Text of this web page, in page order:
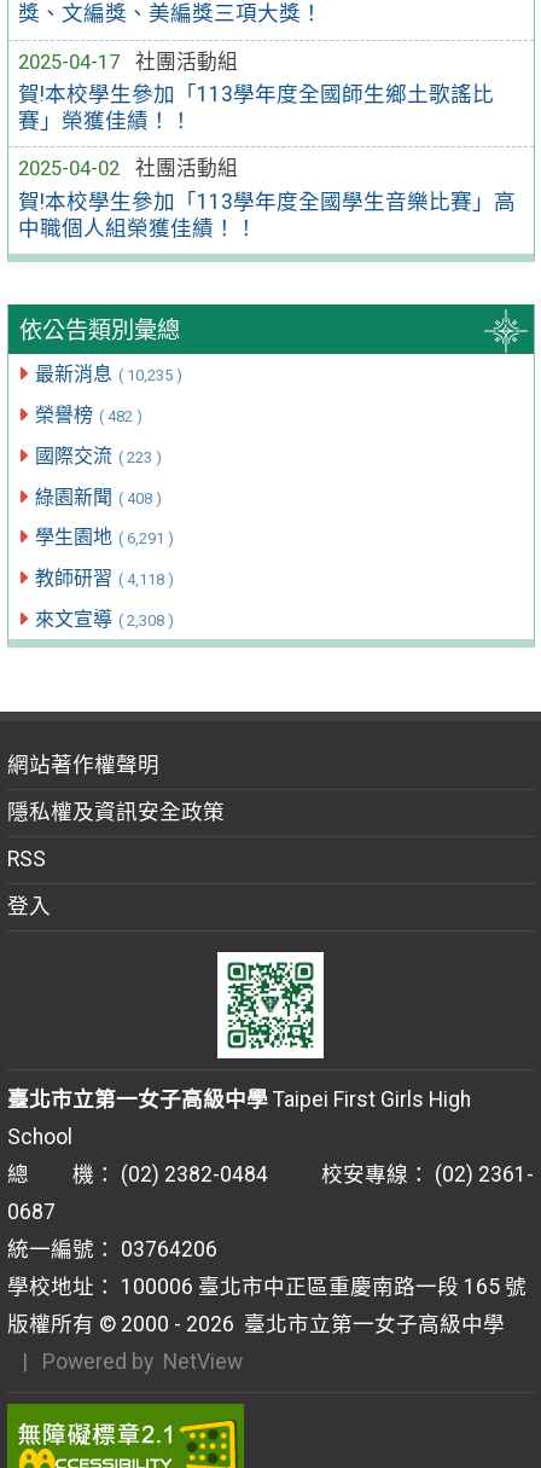
獎、文編獎、美編獎三項大獎！
2025-04-17
社團活動組
賀!本校學生參加「113學年度全國師生鄉土歌謠比
賽」榮獲佳績！！
2025-04-02
社團活動組
賀!本校學生參加「113學年度全國學生音樂比賽」高
中職個人組榮獲佳績！！
依公告類別彙總
最新消息 ( 10,235 )
榮譽榜 ( 482 )
國際交流 ( 223 )
綠園新聞 ( 408 )
學生園地 ( 6,291 )
教師研習 ( 4,118 )
來文宣導 ( 2,308 )
網站著作權聲明
隱私權及資訊安全政策
RSS
登入
臺北市立第一女子高級中學Taipei First Girls High
School
總 機： (02) 2382-0484 校安專線： (02) 2361-
0687
統一編號： 03764206
學校地址： 100006 臺北市中正區重慶南路一段 165 號
版權所有 © 2000 - 2026 臺北市立第一女子高級中學
| Powered by NetView